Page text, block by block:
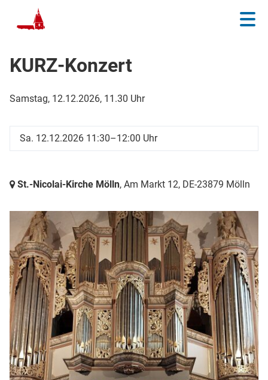
KURZ-Konzert
Samstag, 12.12.2026, 11.30 Uhr
Sa. 12.12.2026 11:30–12:00 Uhr
St.-Nicolai-Kirche Mölln, Am Markt 12, DE-23879 Mölln